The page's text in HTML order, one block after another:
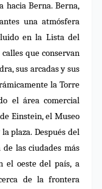
hacia Berna. Berna,
una atmósfera
en la Lista del
que conservan
sus arcadas y sus
la Torre
el área comercial
Einstein, el Museo
plaza. Después del
las ciudades más
el oeste del país, a
de la frontera